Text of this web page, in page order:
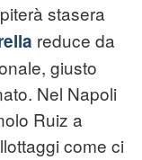
stasera
reduce da
giusto
Nel Napoli
Ruiz a
come ci